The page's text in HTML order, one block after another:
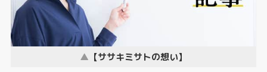
【ササキミサトの想い】